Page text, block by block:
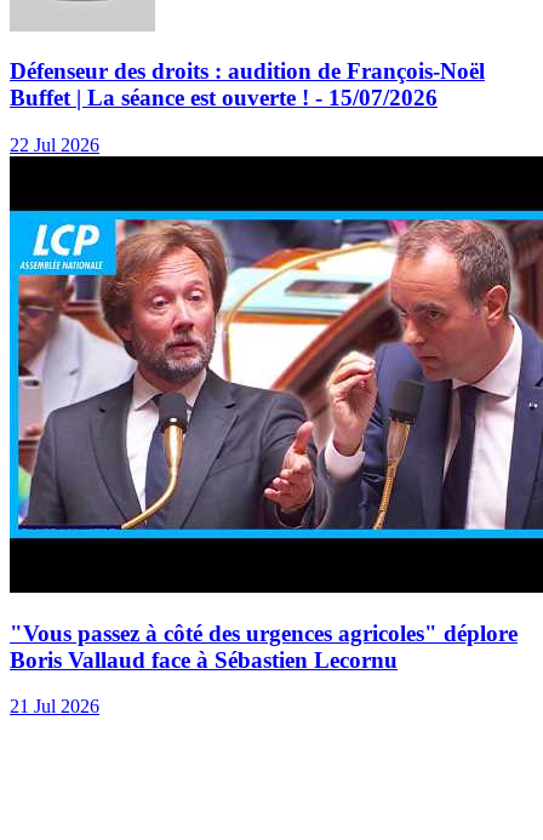
Défenseur des droits : audition de François-Noël
Buffet | La séance est ouverte ! - 15/07/2026
22 Jul 2026
"Vous passez à côté des urgences agricoles" déplore
Boris Vallaud face à Sébastien Lecornu
21 Jul 2026